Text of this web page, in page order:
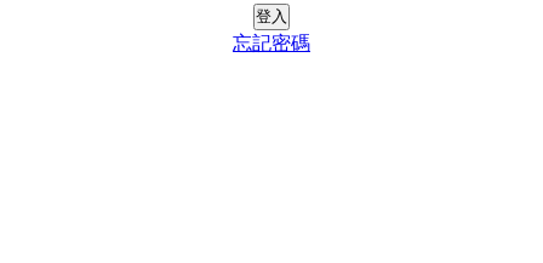
忘記密碼